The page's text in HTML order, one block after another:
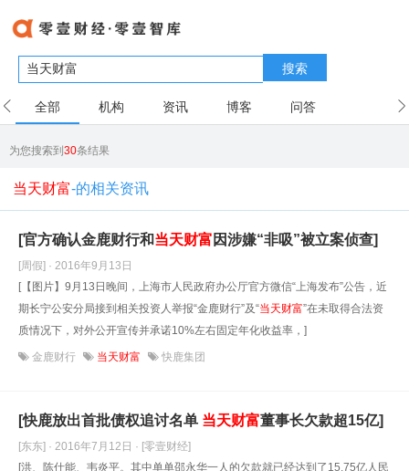
搜索
全部 机构 资讯 博客 问答
为您搜索到30条结果
当天财富-的相关资讯
[官方确认金鹿财行和当天财富 因涉嫌“非吸”被立案侦查]
[周假] · 2016年9月13日
[【图片】9月13日晚间，上海市人民政府办公厅官方微信“上海发布”公告，近
期长宁公安分局接到相关投资人举报“金鹿财行”及“当天财富”在未取得合法资
质情况下，对外公开宣传并承诺10%左右固定年化收益率，]
金鹿财行 当天财富 快鹿集团
[快鹿放出首批债权追讨名单 当天财富董事长欠款超15亿]
[东东] · 2016年7月12日 · [零壹财经]
[洪、陈仕能、韦炎平。其中单单邵永华一人的欠款就已经达到了15.75亿人民